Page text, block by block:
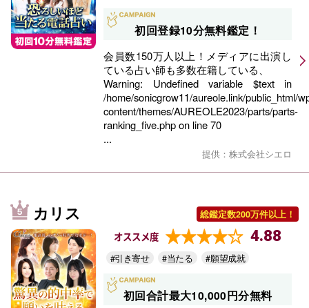
初回登録10分無料鑑定！
会員数150万人以上！メディアに出演し
ている占い師も多数在籍している、
Warning: Undefined variable $text in
/home/sonicgrow11/aureole.link/public_html/
content/themes/AUREOLE2023/parts/parts-
ranking_five.phpon line70
...
提供：株式会社シエロ
カリス 総鑑定数200万件以上！
オススメ度 4.88
#引き寄せ #当たる #願望成就
初回合計最大10,000円分無料